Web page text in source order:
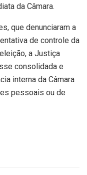
da Câmara.
que denunciaram a
de controle da
a Justiça
consolidada e
interna da Câmara
pessoais ou de